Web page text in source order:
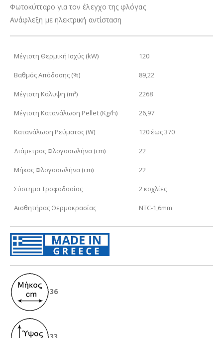
Φωτοκύτταρο για τον έλεγχο της φλόγας
Ανάφλεξη με ηλεκτρική αντίσταση
Μέγιστη Θερμική Ισχύς (kW) 120
Βαθμός Απόδοσης (%) 89,22
Μέγιστη Κάλυψη (m³) 2268
Μέγιστη Κατανάλωση Pellet (Kg/h) 26,97
Κατανάλωση Ρεύματος (W) 120 έως 370
Διάμετρος Φλογοσωλήνα (cm) 22
Μήκος Φλογοσωλήνα (cm) 22
Σύστημα Τροφοδοσίας 2 κοχλίες
Αισθητήρας Θερμοκρασίας NTC-1,6mm
36